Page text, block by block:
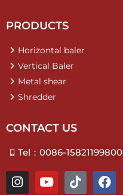
PRODUCTS
Horizontal baler
Vertical Baler
Metal shear
Shredder
CONTACT US
Tel：0086-15821199800
I
n
Y
o
T
i
F
a